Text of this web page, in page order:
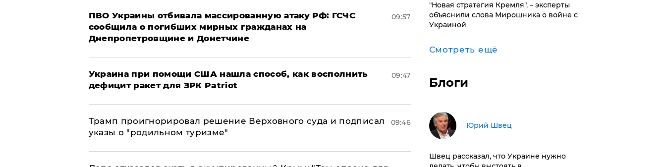
ПВО Украины отбивала массированную атаку РФ: ГСЧС
сообщила о погибших мирных гражданах на
Днепропетровщине и Донетчине
09:57
Украина при помощи США нашла способ, как восполнить
дефицит ракет для ЗРК Patriot
09:47
Трамп проигнорировал решение Верховного суда и подписал
указы о "родильном туризме"
09:46
"Новая стратегия Кремля", – эксперты
объяснили слова Мирошника о войне с
Украиной
Смотреть ещё
Блоги
Юрий Швец
Швец рассказал, что Украине нужно